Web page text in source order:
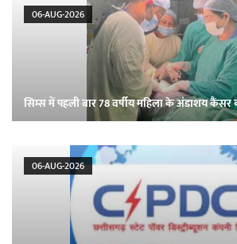
06-AUG-2026
सिम्स में पहली बार 78 वर्षीय महिला के अंडाशय
06-AUG-2026